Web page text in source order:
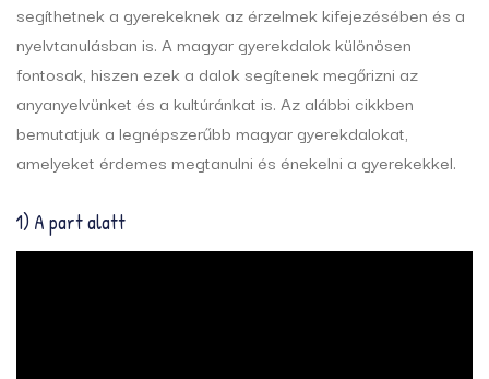
segíthetnek a gyerekeknek az érzelmek kifejezésében és a
nyelvtanulásban is. A magyar gyerekdalok különösen
fontosak, hiszen ezek a dalok segítenek megőrizni az
anyanyelvünket és a kultúránkat is. Az alábbi cikkben
bemutatjuk a legnépszerűbb magyar gyerekdalokat,
amelyeket érdemes megtanulni és énekelni a gyerekekkel.
1) A part alatt